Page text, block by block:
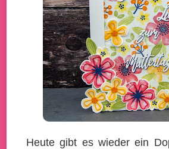
Heute gibt es wieder ein